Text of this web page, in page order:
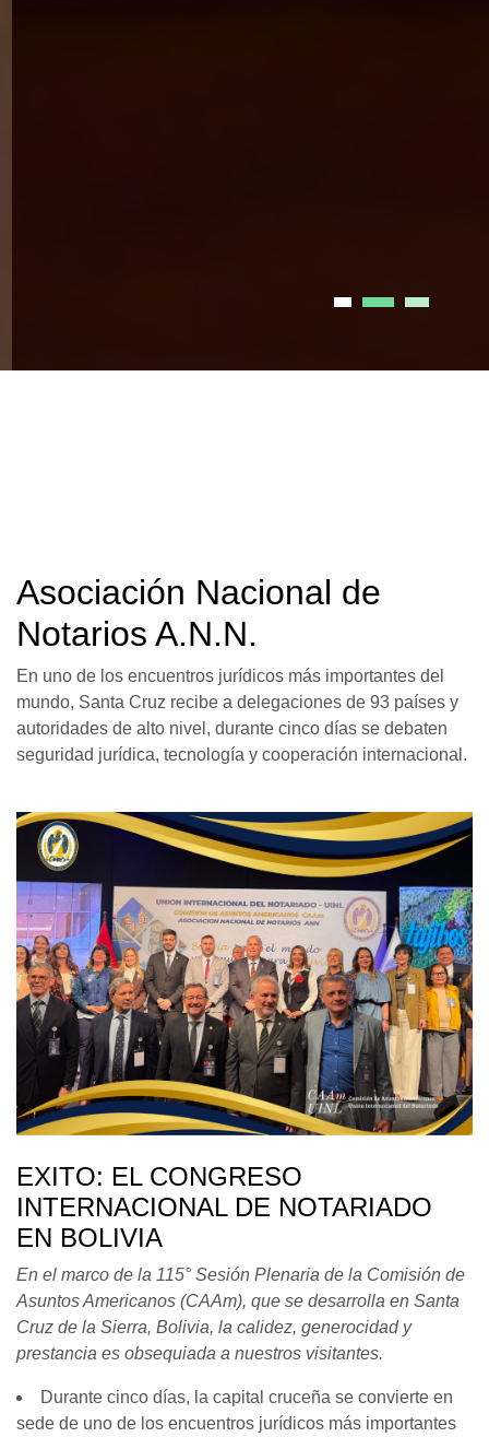
Asociación Nacional de
Notarios A.N.N.
En uno de los encuentros jurídicos más importantes del
mundo, Santa Cruz recibe a delegaciones de 93 países y
autoridades de alto nivel, durante cinco días se debaten
seguridad jurídica, tecnología y cooperación internacional.
EXITO: EL CONGRESO
INTERNACIONAL DE NOTARIADO
EN BOLIVIA
En el marco de la 115° Sesión Plenaria de la Comisión de
Asuntos Americanos (CAAm), que se desarrolla en Santa
Cruz de la Sierra, Bolivia, la calidez, generocidad y
prestancia es obsequiada a nuestros visitantes.
Durante cinco días, la capital cruceña se convierte en
sede de uno de los encuentros jurídicos más importantes